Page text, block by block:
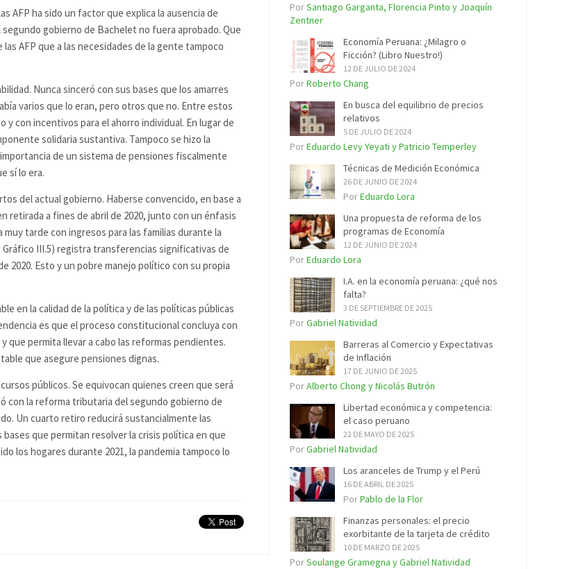
AFP ha sido un factor que explica la ausencia de
gobierno de Bachelet no fuera aprobado. Que
AFP que a las necesidades de la gente tampoco
Nunca sinceró con sus bases que los amarres
varios que lo eran, pero otros que no. Entre estos
con incentivos para el ahorro individual. En lugar de
solidaria sustantiva. Tampoco se hizo la
de un sistema de pensiones fiscalmente
sí lo era.
del actual gobierno. Haberse convencido, en base a
retirada a fines de abril de 2020, junto con un énfasis
tarde con ingresos para las familias durante la
III.5) registra transferencias significativas de
2020. Esto y un pobre manejo político con su propia
en la calidad de la política y de las políticas públicas
es que el proceso constitucional concluya con
que permita llevar a cabo las reformas pendientes.
que asegure pensiones dignas.
públicos. Se equivocan quienes creen que será
con la reforma tributaria del segundo gobierno de
Un cuarto retiro reducirá sustancialmente las
que permitan resolver la crisis política en que
los hogares durante 2021, la pandemia tampoco lo
PorSantiago Garganta, Florencia Pinto y Joaquín
Zentner
Economía Peruana: ¿Milagro o
Ficción? (Libro Nuestro!)
12 DE JULIO DE 2024
PorRoberto Chang
En busca del equilibrio de precios
relativos
5 DE JULIO DE 2024
PorEduardo Levy Yeyati y Patricio Temperley
Técnicas de Medición Económica
26 DE JUNIO DE 2024
PorEduardo Lora
Una propuesta de reforma de los
programas de Economía
12 DE JUNIO DE 2024
PorEduardo Lora
I.A. en la economía peruana: ¿qué nos
falta?
3 DE SEPTIEMBRE DE 2025
PorGabriel Natividad
Barreras al Comercio y Expectativas
de Inflación
17 DE JUNIO DE 2025
PorAlberto Chong y Nicolás Butrón
Libertad económica y competencia:
el caso peruano
22 DE MAYO DE 2025
PorGabriel Natividad
Los aranceles de Trump y el Perú
16 DE ABRIL DE 2025
PorPablo de la Flor
Finanzas personales: el precio
exorbitante de la tarjeta de crédito
10 DE MARZO DE 2025
PorSoulange Gramegna y Gabriel Natividad